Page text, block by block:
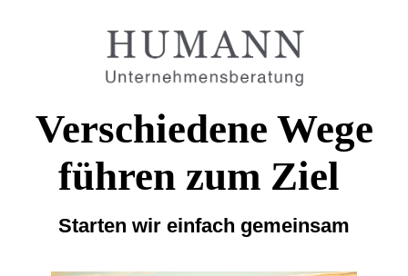
Verschiedene Wege
führen zum Ziel
Starten wir einfach gemeinsam